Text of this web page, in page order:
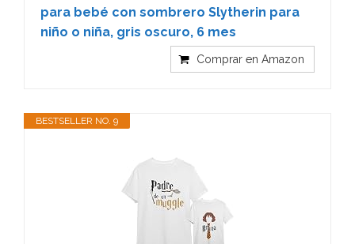
para bebé con sombrero Slytherin para
niño o niña, gris oscuro, 6 mes
Comprar en Amazon
BESTSELLER NO. 9